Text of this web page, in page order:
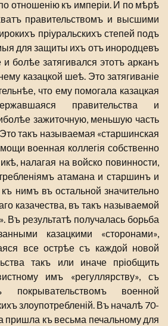
отношенію къ имперіи. И по мѣрѣ
правительствомъ и высшими
пріуральскихъ степей подъ
для защиты ихъ отъ инородцевъ
болѣе затягивался этотъ арканъ
казацкой шеѣ. Это затягиваніе
что ему помогала казацкая
правительства и
зажиточную, меньшую часть
Это такъ называемая «старшинская
военная коллегія собственно
налагая на войско повинности,
атамана и старшинъ и
нимъ въ остальной значительно
казачества, въ такъ называемой
Въ результатѣ получалась борьба
казацкими «сторонами»,
все острѣе съ каждой новой
такъ или иначе пріобщить
имъ «регуллярству», съ
военной
злоупотребленій. Въ началѣ 70-
пришла къ весьма печальному для